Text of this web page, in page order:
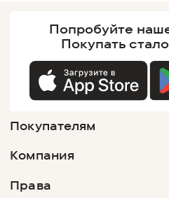
Попробуйте
Покупать
Покупателям
Компания
Права